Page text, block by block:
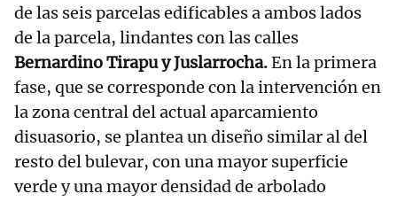
de las seis parcelas edificables a ambos lados
de la parcela, lindantes con las calles
Bernardino Tirapu y Juslarrocha.En la primera
fase, que se corresponde con la intervención en
la zona central del actual aparcamiento
disuasorio, se plantea un diseño similar al del
resto del bulevar, con una mayor superficie
verde y una mayor densidad de arbolado